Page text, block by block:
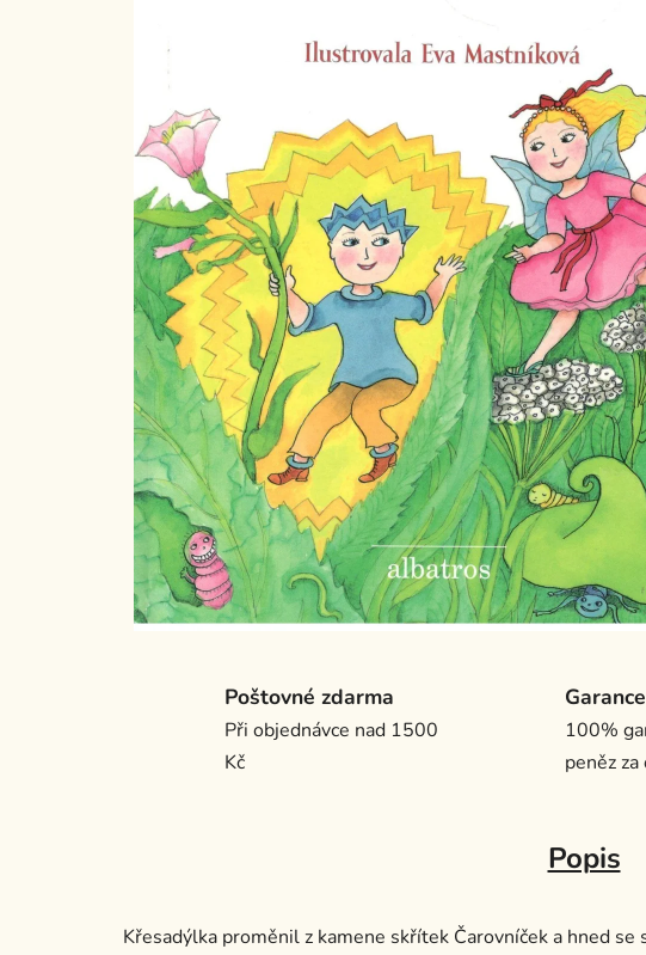
Poštovné zdarma
Při objednávce nad 1500
Kč
100%
peněz
Popis
Křesadýlka proměnil z kamene skřítek Čarovníček a hned